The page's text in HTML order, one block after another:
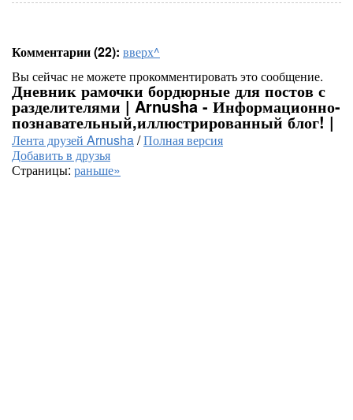
Комментарии (22): вверх^
Вы сейчас не можете прокомментировать это сообщение.
Дневник рамочки бордюрные для постов с
разделителями | Arnusha - Информационно-
познавательный,иллюстрированный блог! |
Лента друзей Arnusha/Полная версия
Добавить в друзья
Страницы: раньше»